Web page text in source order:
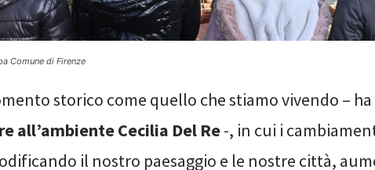
Comune di Firenze
storico come quello che stiamo vivendo –
all’ambiente Cecilia Del Re-, in cui i
il nostro paesaggio e le nostre città,